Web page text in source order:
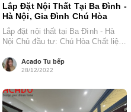
Lắp Đặt Nội Thất Tại Ba Đình -
Hà Nội, Gia Đình Chú Hòa
Lắp đặt nội thất tại Ba Đình - Hà
Nội Chủ đầu tư: Chú Hòa Chất liệu:
Acado Tu bếp
28/12/2022